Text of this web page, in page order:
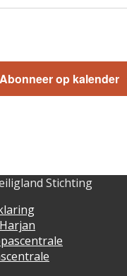
Abonneer op kalender
Stichting